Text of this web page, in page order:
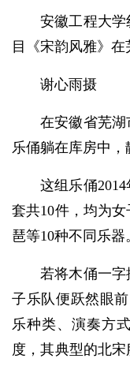
安徽工程大学
目《宋韵风雅》在
谢心雨摄
在安徽省芜
乐俑躺在库房中，
这组乐俑
套共10件，均为
琶等10种不同乐器
若将木俑一
子乐队便跃然眼
乐种类、演奏方
度，其典型的北